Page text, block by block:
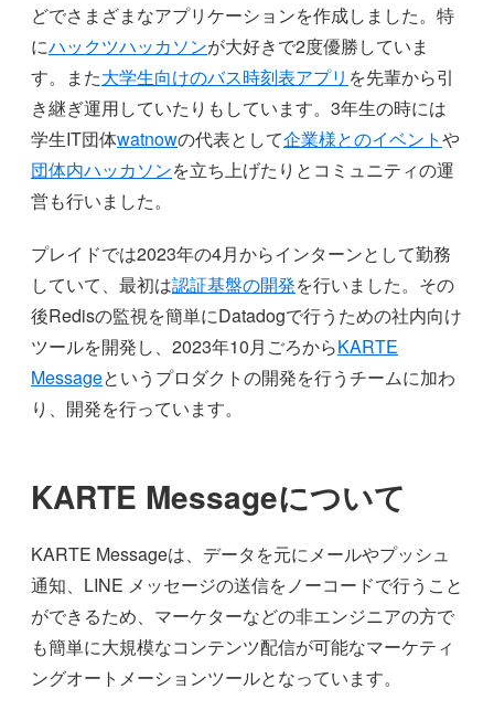
どでさまざまなアプリケーションを作成しました。特
にハックツハッカソンが大好きで2度優勝していま
す。また大学生向けのバス時刻表アプリ を先輩から引
き継ぎ運用していたりもしています。3年生の時には
学生IT団体watnowの代表として企業様とのイベントや
団体内ハッカソンを立ち上げたりとコミュニティの運
営も行いました。
プレイドでは2023年の4月からインターンとして勤務
していて、最初は認証基盤の開発を行いました。その
後Redisの監視を簡単にDatadogで行うための社内向け
ツールを開発し、2023年10月ごろからKARTE
Messageというプロダクトの開発を行うチームに加わ
り、開発を行っています。
KARTE Messageについて
KARTE Messageは、データを元にメールやプッシュ
通知、LINE メッセージの送信をノーコードで行うこと
ができるため、マーケターなどの非エンジニアの方で
も簡単に大規模なコンテンツ配信が可能なマーケティ
ングオートメーションツールとなっています。